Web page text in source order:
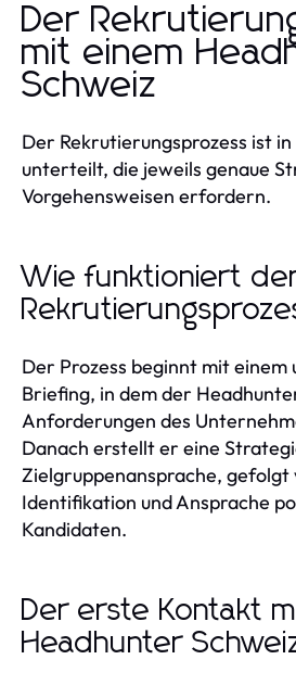
Der
mit einem
Schweiz
Der Rekrutierungsprozess ist
unterteilt, die jeweils genaue
Vorgehensweisen erfordern.
Wie funktioniert
Der Prozess beginnt mit einem
Briefing, in dem der
Anforderungen des
Danach erstellt er eine
Zielgruppenansprache, gefolgt
Identifikation und Ansprache
Kandidaten.
Der erste Kontakt
Headhunter